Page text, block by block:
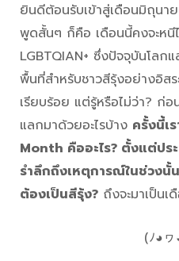
ยินดีต้อนรับเข้าสู่เดือนมิถุนา
พูดสั้นๆ ก็คือ เดือนนี้คงจะหนี
LGBTQIAN+ ซึ่งปัจจุบันโลกแ
พื้นที่สำหรับชาวสีรุ้งอย่างอิสร
เรียบร้อย แต่รู้หรือไม่ว่า? ก่
แลกมาด้วยอะไรบ้าง ครั้งนี้เ
Month คืออะไร? ตั้งแต่ปร
รำลึกถึงเหตุการณ์ในช่วงนั้
ต้องเป็นสีรุ้ง? ถึงจะมาเป็น
(ﾉ◕ヮ